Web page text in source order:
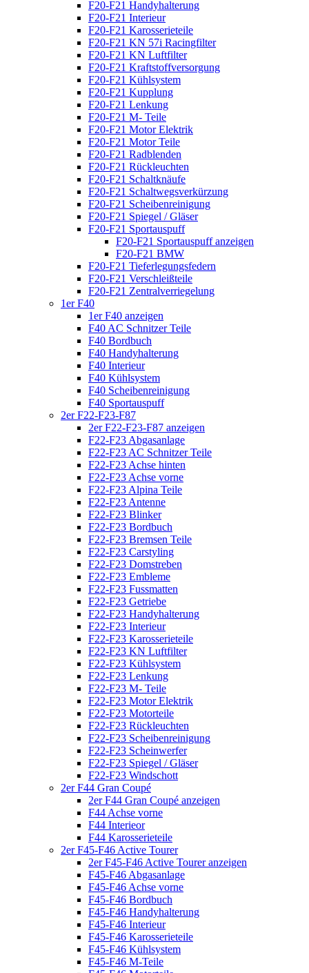
F20-F21 Handyhalterung
F20-F21 Interieur
F20-F21 Karosserieteile
F20-F21 KN 57i Racingfilter
F20-F21 KN Luftfilter
F20-F21 Kraftstoffversorgung
F20-F21 Kühlsystem
F20-F21 Kupplung
F20-F21 Lenkung
F20-F21 M- Teile
F20-F21 Motor Elektrik
F20-F21 Motor Teile
F20-F21 Radblenden
F20-F21 Rückleuchten
F20-F21 Schaltknäufe
F20-F21 Schaltwegsverkürzung
F20-F21 Scheibenreinigung
F20-F21 Spiegel / Gläser
F20-F21 Sportauspuff
F20-F21 Sportauspuff anzeigen
F20-F21 BMW
F20-F21 Tieferlegungsfedern
F20-F21 Verschleißteile
F20-F21 Zentralverriegelung
1er F40
1er F40 anzeigen
F40 AC Schnitzer Teile
F40 Bordbuch
F40 Handyhalterung
F40 Interieur
F40 Kühlsystem
F40 Scheibenreinigung
F40 Sportauspuff
2er F22-F23-F87
2er F22-F23-F87 anzeigen
F22-F23 Abgasanlage
F22-F23 AC Schnitzer Teile
F22-F23 Achse hinten
F22-F23 Achse vorne
F22-F23 Alpina Teile
F22-F23 Antenne
F22-F23 Blinker
F22-F23 Bordbuch
F22-F23 Bremsen Teile
F22-F23 Carstyling
F22-F23 Domstreben
F22-F23 Embleme
F22-F23 Fussmatten
F22-F23 Getriebe
F22-F23 Handyhalterung
F22-F23 Interieur
F22-F23 Karosserieteile
F22-F23 KN Luftfilter
F22-F23 Kühlsystem
F22-F23 Lenkung
F22-F23 M- Teile
F22-F23 Motor Elektrik
F22-F23 Motorteile
F22-F23 Rückleuchten
F22-F23 Scheibenreinigung
F22-F23 Scheinwerfer
F22-F23 Spiegel / Gläser
F22-F23 Windschott
2er F44 Gran Coupé
2er F44 Gran Coupé anzeigen
F44 Achse vorne
F44 Interieor
F44 Karosserieteile
2er F45-F46 Active Tourer
2er F45-F46 Active Tourer anzeigen
F45-F46 Abgasanlage
F45-F46 Achse vorne
F45-F46 Bordbuch
F45-F46 Handyhalterung
F45-F46 Interieur
F45-F46 Karosserieteile
F45-F46 Kühlsystem
F45-F46 M-Teile